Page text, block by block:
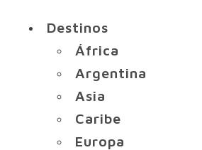
Destinos
África
Argentina
Asia
Caribe
Europa